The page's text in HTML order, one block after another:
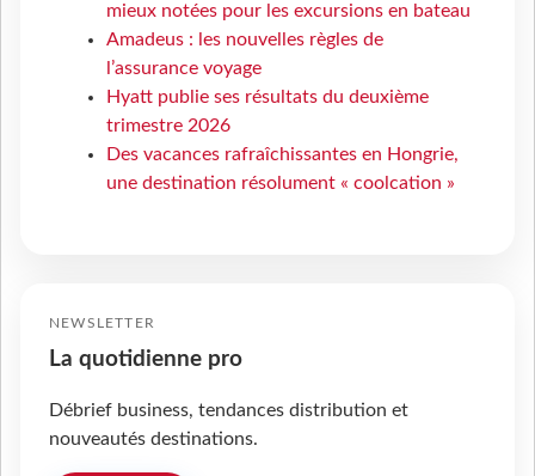
mieux notées pour les excursions en bateau
Amadeus : les nouvelles règles de
l’assurance voyage
Hyatt publie ses résultats du deuxième
trimestre 2026
Des vacances rafraîchissantes en Hongrie,
une destination résolument « coolcation »
NEWSLETTER
La quotidienne pro
Débrief business, tendances distribution et
nouveautés destinations.